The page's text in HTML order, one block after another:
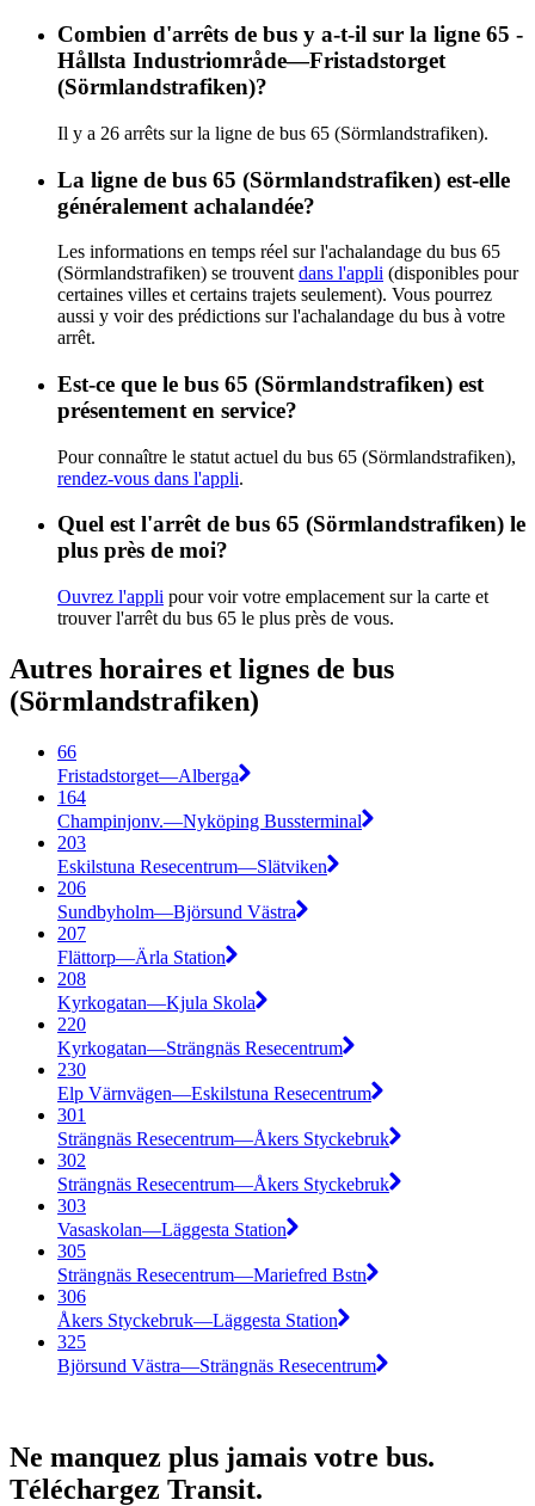
Combien d'arrêts de bus y a-t-il sur la ligne 65 -
Hållsta Industriområde—Fristadstorget
(Sörmlandstrafiken)?
Il y a 26 arrêts sur la ligne de bus 65 (Sörmlandstrafiken).
La ligne de bus 65 (Sörmlandstrafiken) est-elle
généralement achalandée?
Les informations en temps réel sur l'achalandage du bus 65
(Sörmlandstrafiken) se trouvent dans l'appli (disponibles pour
certaines villes et certains trajets seulement). Vous pourrez
aussi y voir des prédictions sur l'achalandage du bus à votre
arrêt.
Est-ce que le bus 65 (Sörmlandstrafiken) est
présentement en service?
Pour connaître le statut actuel du bus 65 (Sörmlandstrafiken),
rendez-vous dans l'appli.
Quel est l'arrêt de bus 65 (Sörmlandstrafiken) le
plus près de moi?
Ouvrez l'appli pour voir votre emplacement sur la carte et
trouver l'arrêt du bus 65 le plus près de vous.
Autres horaires et lignes de bus
(Sörmlandstrafiken)
66
Fristadstorget—Alberga
164
Champinjonv.—Nyköping Bussterminal
203
Eskilstuna Resecentrum—Slätviken
206
Sundbyholm—Björsund Västra
207
Flättorp—Ärla Station
208
Kyrkogatan—Kjula Skola
220
Kyrkogatan—Strängnäs Resecentrum
230
Elp Värnvägen—Eskilstuna Resecentrum
301
Strängnäs Resecentrum—Åkers Styckebruk
302
Strängnäs Resecentrum—Åkers Styckebruk
303
Vasaskolan—Läggesta Station
305
Strängnäs Resecentrum—Mariefred Bstn
306
Åkers Styckebruk—Läggesta Station
325
Björsund Västra—Strängnäs Resecentrum
Ne manquez plus jamais votre bus.
Téléchargez Transit.